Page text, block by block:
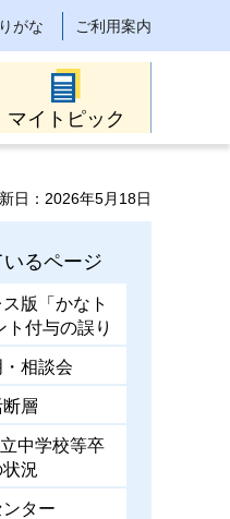
がな ご利用案内
マイトピック
日：2026年5月18日
るページ
版「かなト
ト付与の誤り
相談会
層
中学校等卒
況
ター